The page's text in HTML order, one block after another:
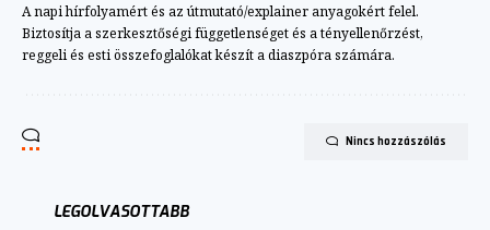
A napi hírfolyamért és az útmutató/explainer anyagokért felel.
Biztosítja a szerkesztőségi függetlenséget és a tényellenőrzést,
reggeli és esti összefoglalókat készít a diaszpóra számára.
Nincs hozzászólás
LEGOLVASOTTABB